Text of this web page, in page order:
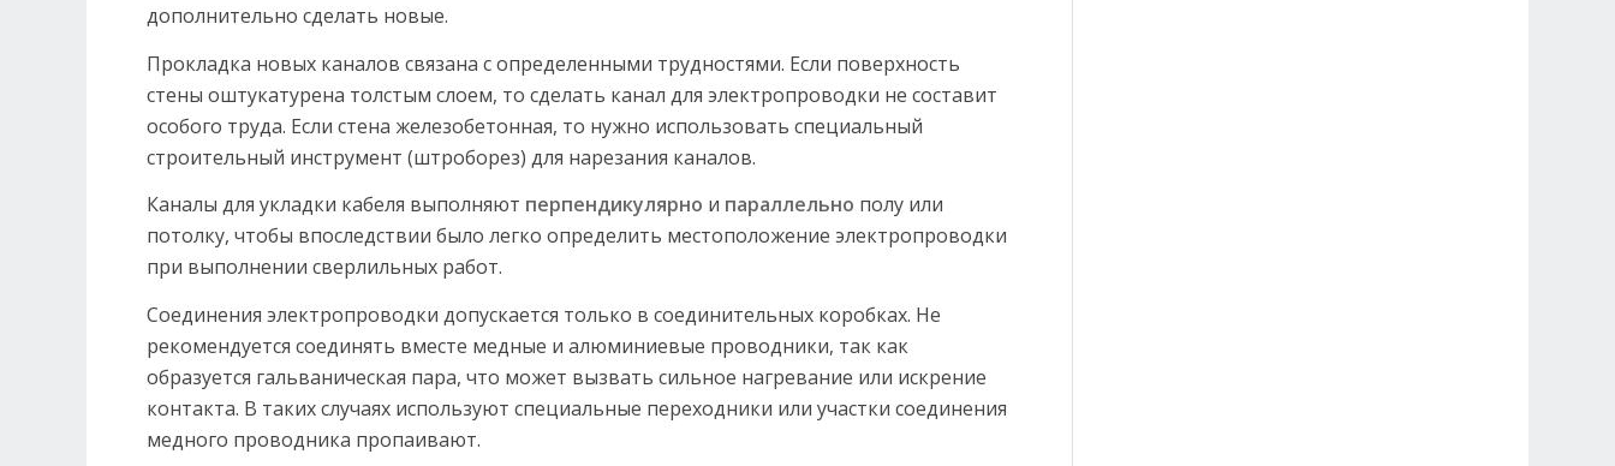
дополнительно сделать новые.
Прокладка новых каналов связана с определенными трудностями. Если поверхность
стены оштукатурена толстым слоем, то сделать канал для электропроводки не составит
особого труда. Если стена железобетонная, то нужно использовать специальный
строительный инструмент (штроборез) для нарезания каналов.
Каналы для укладки кабеля выполняют перпендикулярно и параллельно полу или
потолку, чтобы впоследствии было легко определить местоположение электропроводки
при выполнении сверлильных работ.
Соединения электропроводки допускается только в соединительных коробках. Не
рекомендуется соединять вместе медные и алюминиевые проводники, так как
образуется гальваническая пара, что может вызвать сильное нагревание или искрение
контакта. В таких случаях используют специальные переходники или участки соединения
медного проводника пропаивают.